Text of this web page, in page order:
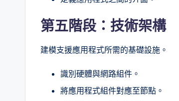
第五階段：技術架構
建模支援應用程式所需的基礎設施。
識別硬體與網路組件。
將應用程式組件對應至節點。